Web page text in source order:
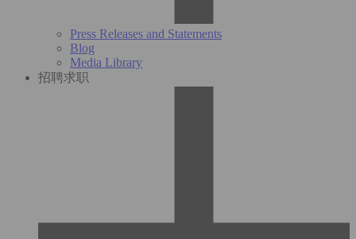
Press Releases and Statements
Blog
Media Library
招聘求职